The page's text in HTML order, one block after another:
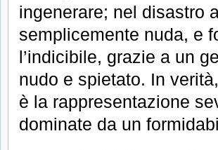
ingenerare; nel disastro
semplicemente nuda, e
l’indicibile, grazie a un
nudo e spietato. In
è la rappresentazione
dominate da un